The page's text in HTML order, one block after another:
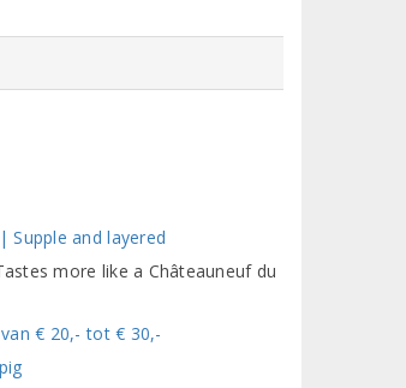
Supple and layered
more like a Châteauneuf du
€ 20,- tot € 30,-